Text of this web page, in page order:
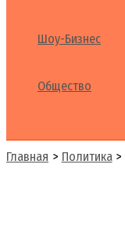
Шоу-Бизнес
Общество
Главная Политика